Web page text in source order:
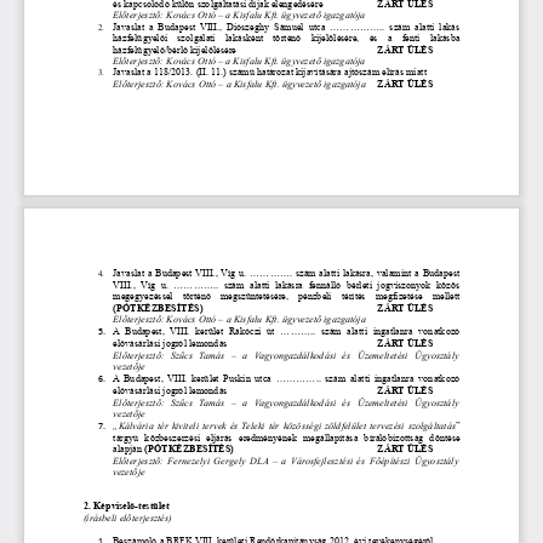
és kapcsolódó külön szolgáltatási díjak elengedésére
ZÁRT ÜLÉS
Előterjesztő: Kovács Ottó – a Kisfalu Kft. ügyvezető igazgatója
2.
Javaslat a Budapest VIII., Diószeghy Sámuel utca ................. szám alatti lakás
házfelügyelői   szolgálati   lakásként   történő   kijelölésére,   és   a   fenti   lakásba
házfelügyelő/bérlő kijelölésére
ZÁRT ÜLÉS
Előterjesztő: Kovács Ottó – a Kisfalu Kft. ügyvezető igazgatója
3.
Javaslat a 118/2013. (II. 11.) számú határozat kijavítására ajtószám elírás miatt
Előterjesztő: Kovács Ottó – a Kisfalu Kft. ügyvezető igazgatója
ZÁRT ÜLÉS
4.
Javaslat a Budapest VIII., Víg u. ............. szám alatti lakásra, valamint a Budapest
VIII., Víg u. .............. szám alatti lakásra fennálló bérleti jogviszonyok közös
megegyezéssel   történő   megszüntetésére,   pénzbeli   térítés   megfizetése   mellett
(PÓTKÉZBESÍTÉS)
ZÁRT ÜLÉS
Előterjesztő: Kovács Ottó – a Kisfalu Kft. ügyvezető igazgatója
5.
A Budapest, VIII. kerület Rákóczi út ........... szám alatti ingatlanra vonatkozó
elővásárlási jogról lemondás
ZÁRT ÜLÉS
Előterjesztő:   Szűcs   Tamás   –   a   Vagyongazdálkodási   és   Üzemeltetési   Ügyosztály
vezetője
6.
A Budapest, VIII. kerület Puskin utca .............. szám alatti ingatlanra vonatkozó
elővásárlási jogról lemondás
ZÁRT ÜLÉS
Előterjesztő:   Szűcs   Tamás   –   a   Vagyongazdálkodási   és   Üzemeltetési   Ügyosztály
vezetője
7.
„Kálvária tér kiviteli tervek és Teleki tér közösségi zöldfelület tervezési szolgáltatás”
tárgyú közbeszerzési eljárás eredményének megállapítása bírálóbizottság döntése
alapján (PÓTKÉZBESÍTÉS)
ZÁRT ÜLÉS
Előterjesztő: Fernezelyi Gergely DLA – a Városfejlesztési és Főépítészi Ügyosztály
vezetője
2. Képviselő-testület
(írásbeli előterjesztés)
Beszámoló a BRFK VIII. kerületi Rendőrkapitányság 2012. évi tevékenységéről